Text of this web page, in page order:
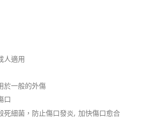
人適用
於一般的外傷
口
死細菌，防止傷口發炎, 加快傷口愈合